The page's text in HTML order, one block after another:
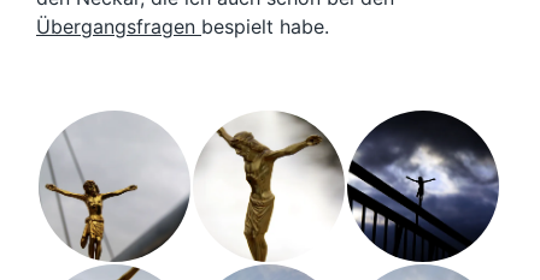
Übergangsfragen bespielt habe.